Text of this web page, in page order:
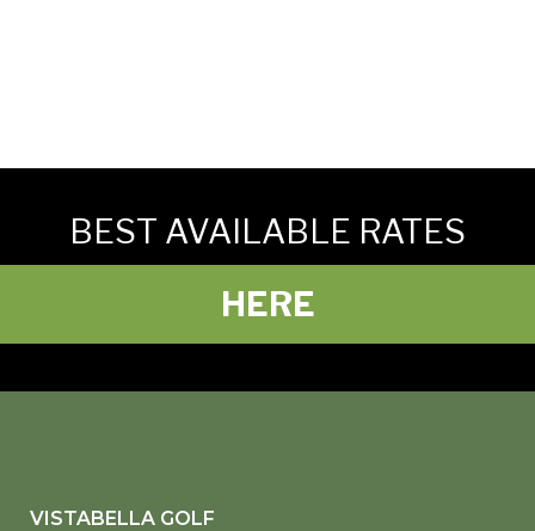
BEST AVAILABLE RATES
HERE
VISTABELLA GOLF